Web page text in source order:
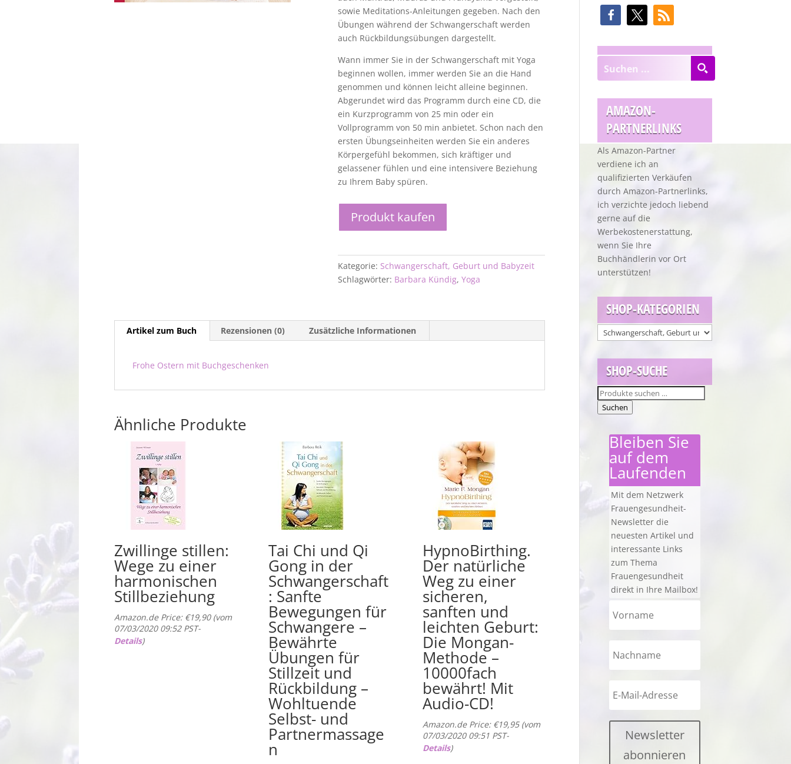
sowie Meditations-Anleitungen gegeben. Nach den
Übungen während der Schwangerschaft werden
auch Rückbildungsübungen dargestellt.
Wann immer Sie in der Schwangerschaft mit Yoga
beginnen wollen, immer werden Sie an die Hand
genommen und können leicht alleine beginnen.
Abgerundet wird das Programm durch eine CD, die
ein Kurzprogramm von 25 min oder ein
Vollprogramm von 50 min anbietet. Schon nach den
ersten Übungseinheiten werden Sie ein anderes
Körpergefühl bekommen, sich kräftiger und
gelassener fühlen und eine intensivere Beziehung
zu Ihrem Baby spüren.
Produkt kaufen
Kategorie: Schwangerschaft, Geburt und Babyzeit
Schlagwörter: Barbara Kündig,Yoga
Artikel zum Buch Rezensionen (0) Zusätzliche Informationen
Frohe Ostern mit Buchgeschenken
Ähnliche Produkte
Zwillinge stillen:
Wege zu einer
harmonischen
Stillbeziehung
Amazon.de Price: €19,90(vom
07/03/2020 09:52 PST-
Details)
Tai Chi und Qi
Gong in der
Schwangerschaft
: Sanfte
Bewegungen für
Schwangere –
Bewährte
Übungen für
Stillzeit und
Rückbildung –
Wohltuende
Selbst- und
Partnermassage
n
HypnoBirthing.
Der natürliche
Weg zu einer
sicheren,
sanften und
leichten Geburt:
Die Mongan-
Methode –
10000fach
bewährt! Mit
Audio-CD!
Amazon.de Price: €19,95(vom
07/03/2020 09:51 PST-
Details)
AMAZON-
PARTNERLINKS
Als Amazon-Partner
verdiene ich an
qualifizierten Verkäufen
durch Amazon-Partnerlinks,
ich verzichte jedoch liebend
gerne auf die
Werbekostenerstattung,
wenn Sie Ihre
Buchhändlerin vor Ort
unterstützen!
SHOP-KATEGORIEN
SHOP-SUCHE
Suchen
nach:
Suchen
Bleiben Sie
auf dem
Laufenden
Mit dem Netzwerk
Frauengesundheit-
Newsletter die
neuesten Artikel und
interessante Links
zum Thema
Frauengesundheit
direkt in Ihre Mailbox!
Newsletter
abonnieren